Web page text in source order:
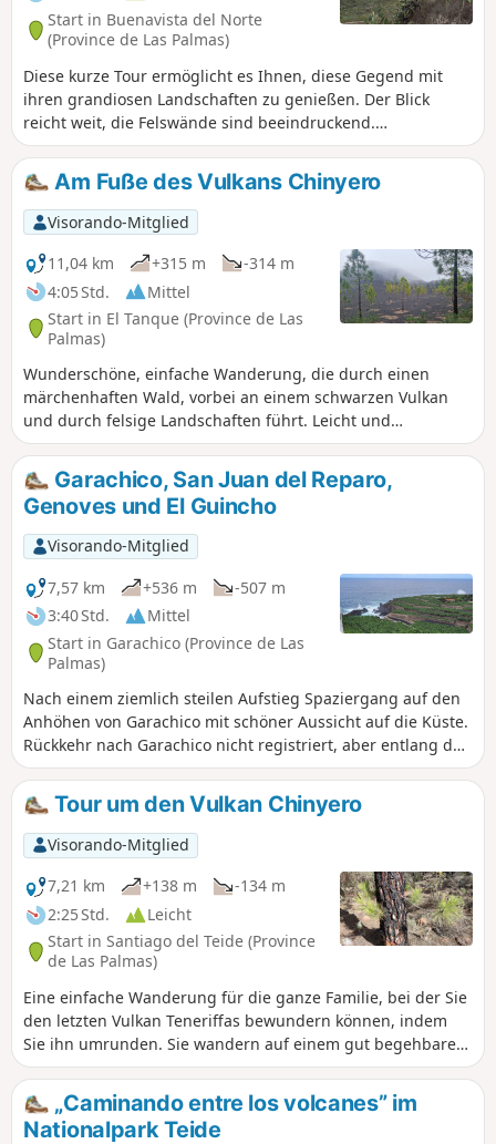
schattigen Abschnitten einen Ausblick auf die Punta del
Teno. Zum Zeitpunkt der Wanderung (Mitte November 2023)
gab es im Dorf direkt am Platz die Bar Los Bailadreros, die
geöffnet war und in der man essen und trinken konnte: Die
Wanderung verläuft jedoch die meiste Zeit in der prallen
Sonne. Sie wird übrigens von vielen Wanderern
frequentiert, die weitaus anspruchsvollere Touren
unternehmen.
Start in Buenavista del Norte
(Province de Las Palmas)
Diese kurze Tour ermöglicht es Ihnen, diese Gegend mit
ihren grandiosen Landschaften zu genießen. Der Blick
reicht weit, die Felswände sind beeindruckend.
Angenehmer Weg, der stetig zwischen Kaktusfeigen und
anderer Vegetation aufsteigt. Selbst im Winter ist es ein
Vergnügen, hier zu wandern, weit weg von den
Touristenströmen in Masca. Möglichkeit, die Wanderung
auf diesem guten Weg um 1,5 km bis zur Cumbre Bolico zu
verlängern. Ich persönlich wurde durch den Nebel, der am
Ende des Tages aufkam, in meinem Elan gebremst.
Am Fuße des Vulkans Chinyero
Visorando-Mitglied
11,04 km
+315 m
-314 m
4:05 Std.
Mittel
Start in El Tanque (Province de Las
Palmas)
Wunderschöne, einfache Wanderung, die durch einen
märchenhaften Wald, vorbei an einem schwarzen Vulkan
und durch felsige Landschaften führt. Leicht und
wunderschön. Mit Kindern im Alter von 6 und 9 Jahren ohne
Probleme durchgeführt.
Garachico, San Juan del Reparo,
Genoves und El Guincho
Visorando-Mitglied
7,57 km
+536 m
-507 m
3:40 Std.
Mittel
Start in Garachico (Province de Las
Palmas)
Nach einem ziemlich steilen Aufstieg Spaziergang auf den
Anhöhen von Garachico mit schöner Aussicht auf die Küste.
Rückkehr nach Garachico nicht registriert, aber entlang der
Straße möglich. Achtung, der Zugang zu den
Bananenplantagen vom Strand El Guincho aus ist nicht
möglich.Tour um den Vulkan Chinyero
Visorando-Mitglied
7,21 km
+138 m
-134 m
2:25 Std.
Leicht
Start in Santiago del Teide (Province
de Las Palmas)
Eine einfache Wanderung für die ganze Familie, bei der Sie
den letzten Vulkan Teneriffas bewundern können, indem
Sie ihn umrunden. Sie wandern auf einem gut begehbaren
Weg inmitten der Vulkanasche. Das Massiv ist mehr oder
weniger dicht mit Kiefern bewachsen.
„Caminando entre los volcanes” im
Nationalpark Teide